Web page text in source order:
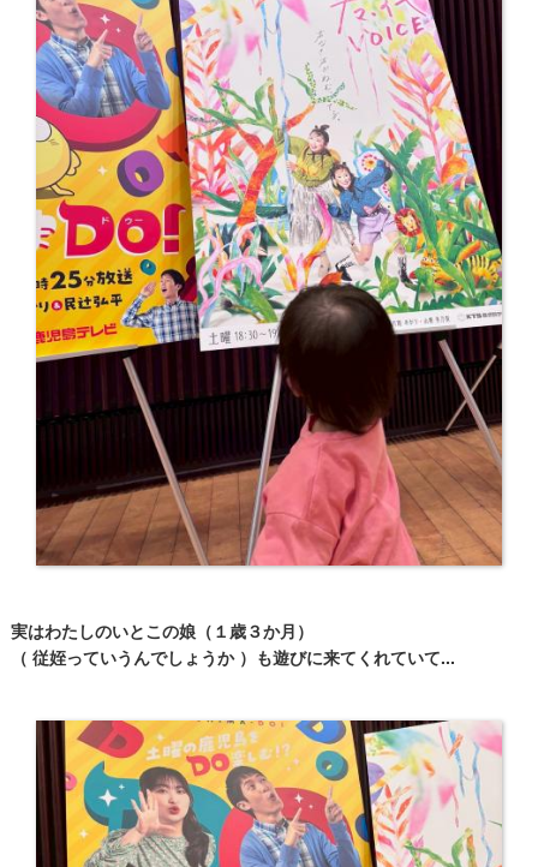
実はわたしのいとこの娘（１歳３か月）
（ 従姪っていうんでしょうか ）も遊びに来てくれていて...